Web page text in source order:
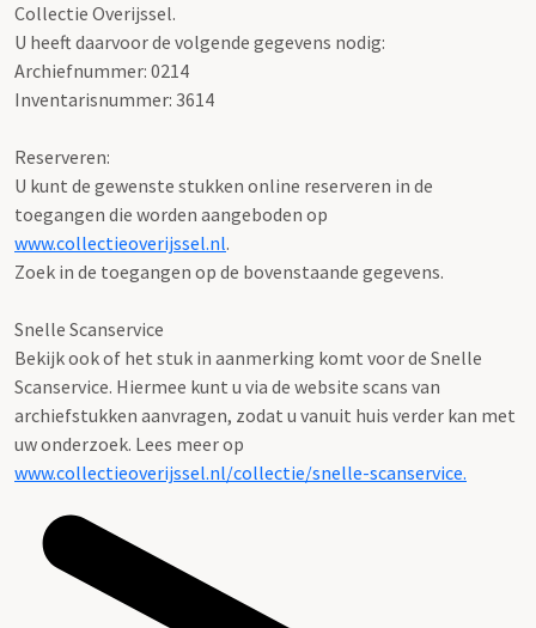
Collectie Overijssel.
U heeft daarvoor de volgende gegevens nodig:
Archiefnummer: 0214
Inventarisnummer: 3614
Reserveren:
U kunt de gewenste stukken online reserveren in de
toegangen die worden aangeboden op
www.collectieoverijssel.nl.
Zoek in de toegangen op de bovenstaande gegevens.
Snelle Scanservice
Bekijk ook of het stuk in aanmerking komt voor de Snelle
Scanservice. Hiermee kunt u via de website scans van
archiefstukken aanvragen, zodat u vanuit huis verder kan met
uw onderzoek. Lees meer op
www.collectieoverijssel.nl/collectie/snelle-scanservice.